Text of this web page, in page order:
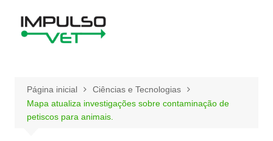
Página inicial
Ciências e Tecnologias
Mapa atualiza investigações sobre contaminação de
petiscos para animais.